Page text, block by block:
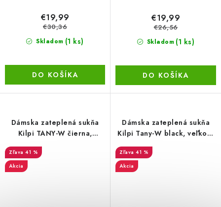
Skladom (1 ks)
€19,99
€30,36
DO KOŠÍKA
Skladom (1 ks)
€19,99
€26,56
DO KOŠÍKA
Dámska zateplená sukňa
Kilpi TANY-W čierna,
41 %
Akcia
Dámska zateplená sukňa
Kilpi Tany-W black, veľkosť
41 %
Akcia